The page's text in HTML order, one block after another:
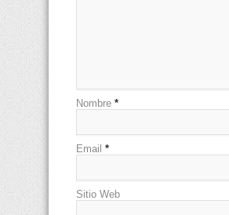
Nombre *
Email *
Sitio Web